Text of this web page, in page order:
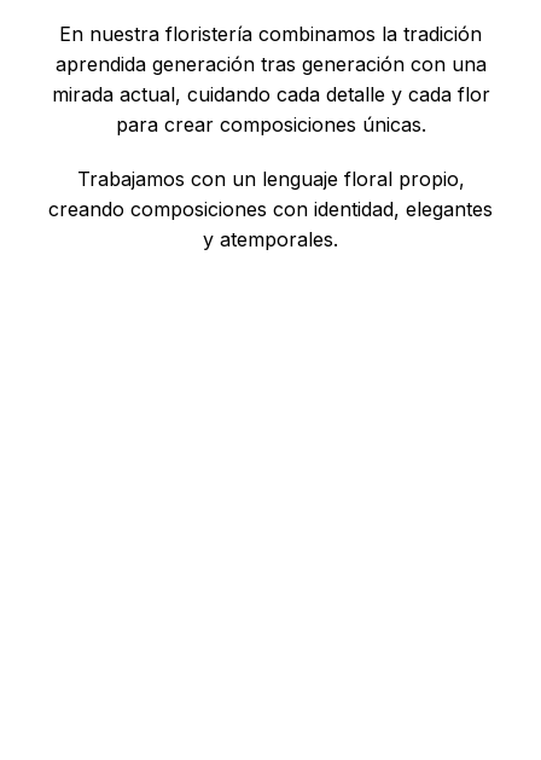
En nuestra floristería combinamos la tradición
aprendida generación tras generación con una
mirada actual, cuidando cada detalle y cada flor
para crear composiciones únicas.
Trabajamos con un lenguaje floral propio,
creando composiciones con identidad, elegantes
y atemporales.